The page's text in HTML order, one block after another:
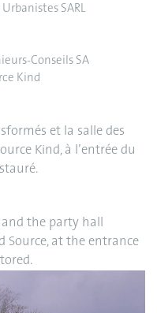
SARL
Conseils SA
Kind
et la salle des
Kind, à l’entrée du
the party hall
Source, at the entrance